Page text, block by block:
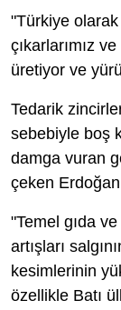
"Türkiye
çıkarlarımız
üretiyor ve
Tedarik
sebebiyle boş
damga vuran
çeken
"Temel gıda
artışları
kesimlerinin
özellikle Batı